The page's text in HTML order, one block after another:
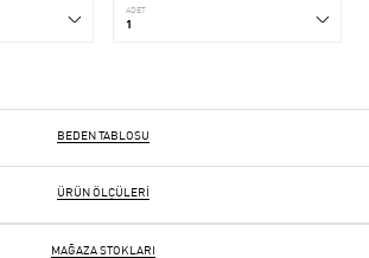
ADET
BEDEN TABLOSU
ÜRÜN ÖLÇÜLERI
MAĞAZA STOKLARI